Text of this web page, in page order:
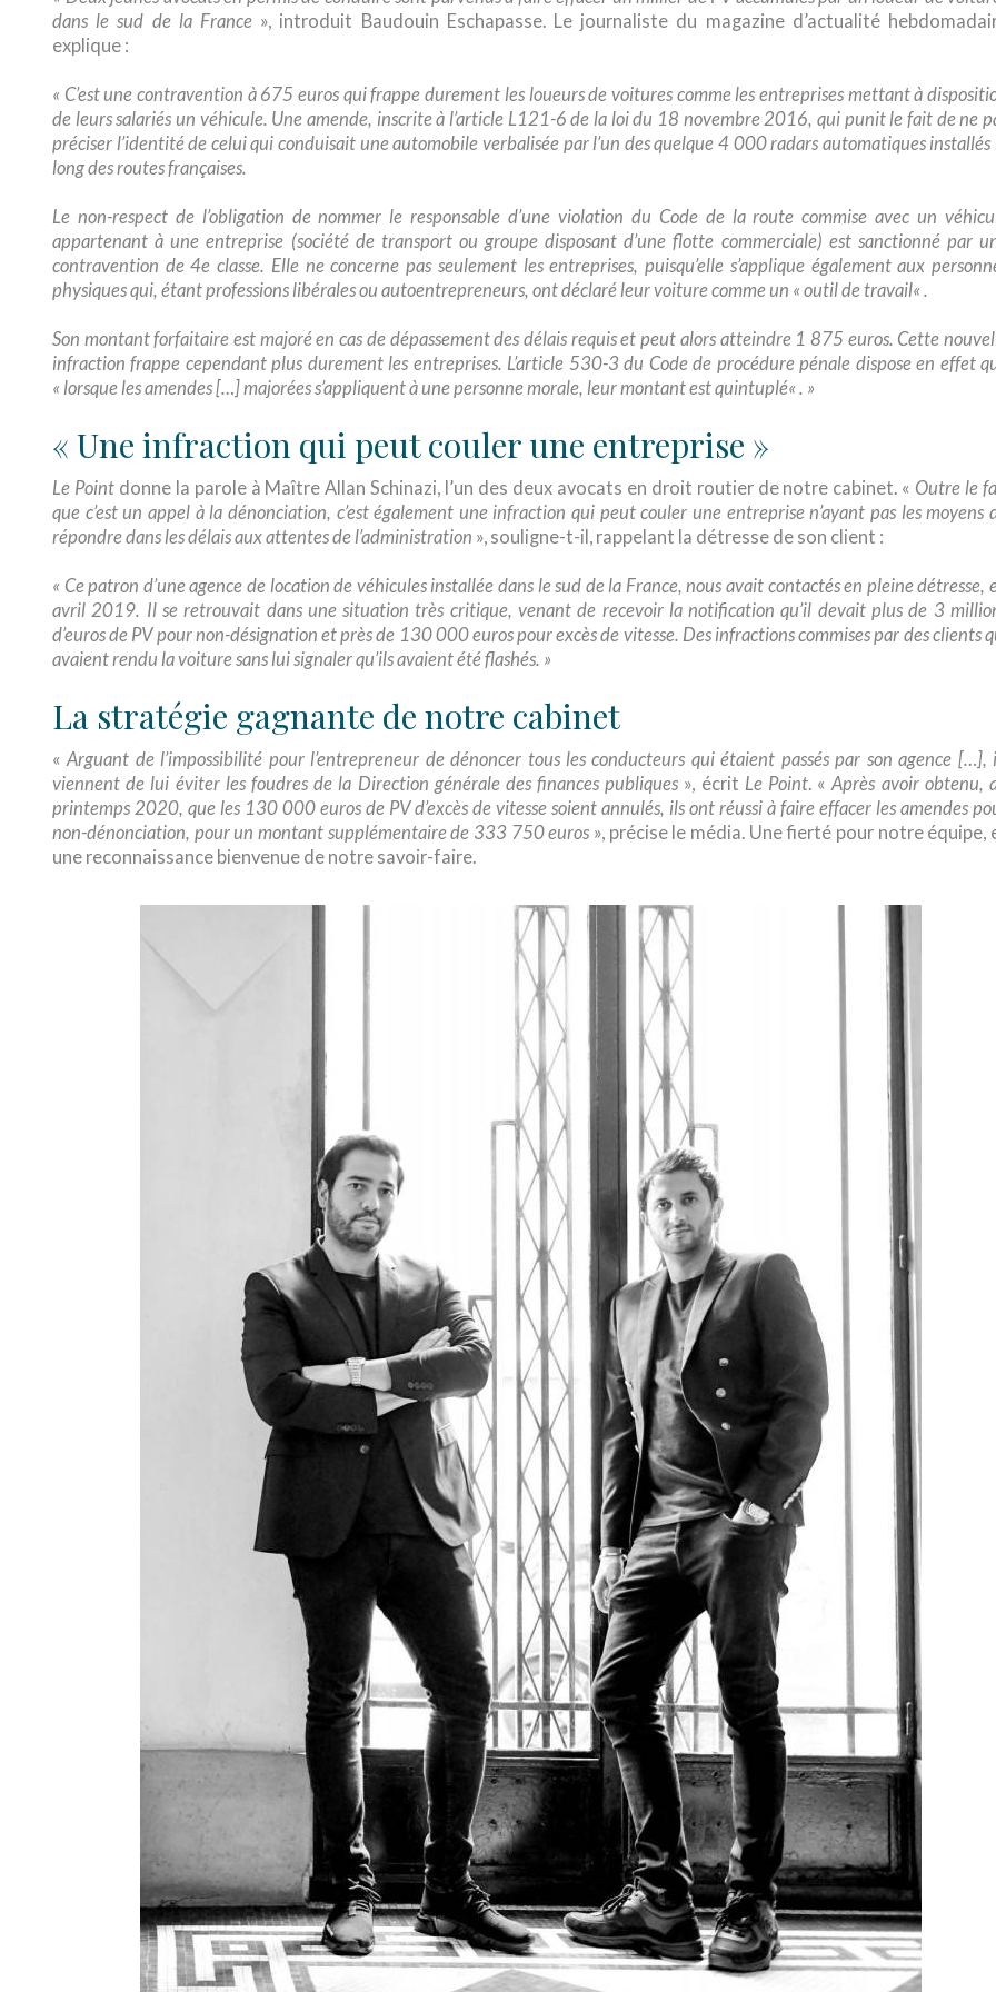
dans le sud de la France », introduit Baudouin Eschapasse. Le journaliste du magazine d’actualité
explique :
« C’est une contravention à 675 euros qui frappe durement les loueurs de voitures comme les entreprises mettant à
de leurs salariés un véhicule. Une amende, inscrite à l’article L121-6 de la loi du 18 novembre 2016, qui punit le fait de ne
préciser l’identité de celui qui conduisait une automobile verbalisée par l’un des quelque 4 000 radars automatiques installés
long des routes françaises.
Le non-respect de l’obligation de nommer le responsable d’une violation du Code de la route commise avec un
appartenant à une entreprise (société de transport ou groupe disposant d’une flotte commerciale) est sanctionné par
contravention de 4e classe. Elle ne concerne pas seulement les entreprises, puisqu’elle s’applique également aux
physiques qui, étant professions libérales ou autoentrepreneurs, ont déclaré leur voiture comme un « outil de travail« .
Son montant forfaitaire est majoré en cas de dépassement des délais requis et peut alors atteindre 1 875 euros. Cette
infraction frappe cependant plus durement les entreprises. L’article 530-3 du Code de procédure pénale dispose en effet
« lorsque les amendes […] majorées s’appliquent à une personne morale, leur montant est quintuplé« . »
« Une infraction qui peut couler une entreprise »
Le Pointdonne la parole à Maître Allan Schinazi, l’un des deux avocats en droit routier de notre cabinet. « Outre le
que c’est un appel à la dénonciation, c’est également une infraction qui peut couler une entreprise n’ayant pas les moyens
répondre dans les délais aux attentes de l’administration », souligne-t-il, rappelant la détresse de son client :
« Ce patron d’une agence de location de véhicules installée dans le sud de la France, nous avait contactés en pleine détresse,
avril 2019. Il se retrouvait dans une situation très critique, venant de recevoir la notification qu’il devait plus de 3
d’euros de PV pour non-désignation et près de 130 000 euros pour excès de vitesse. Des infractions commises par des clients
avaient rendu la voiture sans lui signaler qu’ils avaient été flashés. »
La stratégie gagnante de notre cabinet
«Arguant de l’impossibilité pour l’entrepreneur de dénoncer tous les conducteurs qui étaient passés par son agence […],
viennent de lui éviter les foudres de la Direction générale des finances publiques », écrit Le Point. «Après avoir obtenu,
printemps 2020, que les 130 000 euros de PV d’excès de vitesse soient annulés, ils ont réussi à faire effacer les amendes
non-dénonciation, pour un montant supplémentaire de 333 750 euros », précise le média. Une fierté pour notre équipe,
une reconnaissance bienvenue de notre savoir-faire.